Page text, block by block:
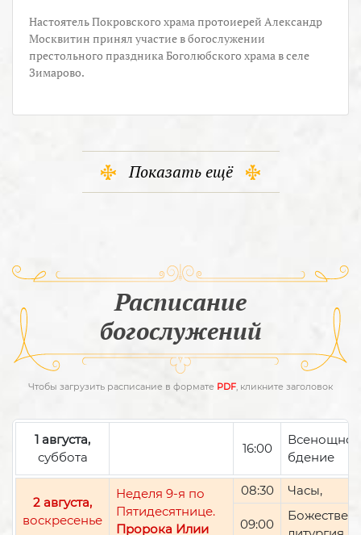
Настоятель Покровского храма протоиерей Александр
Москвитин принял участие в богослужении
престольного праздника Боголюбского храма в селе
Зимарово.
Показать ещё
Расписание
богослужений
Чтобы загрузить расписание в формате PDF, кликните заголовок
1 августа,
суббота
16:00
Всенощное
бдение
2 августа,
воскресенье
Неделя 9-я по
Пятидесятнице.
Пророка Илии
08:30 Часы,
09:00